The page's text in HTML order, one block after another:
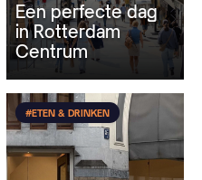
Een perfecte dag
in Rotterdam
Centrum
#ETEN & DRINKEN